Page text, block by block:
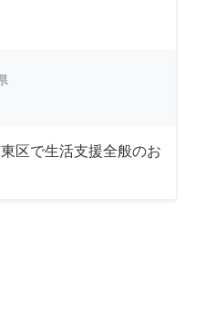
区で生活支援全般のお